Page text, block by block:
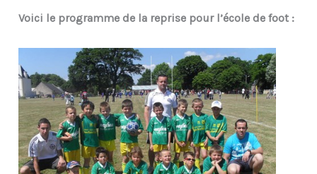
Voici le programme de la reprise pour l’école de foot :